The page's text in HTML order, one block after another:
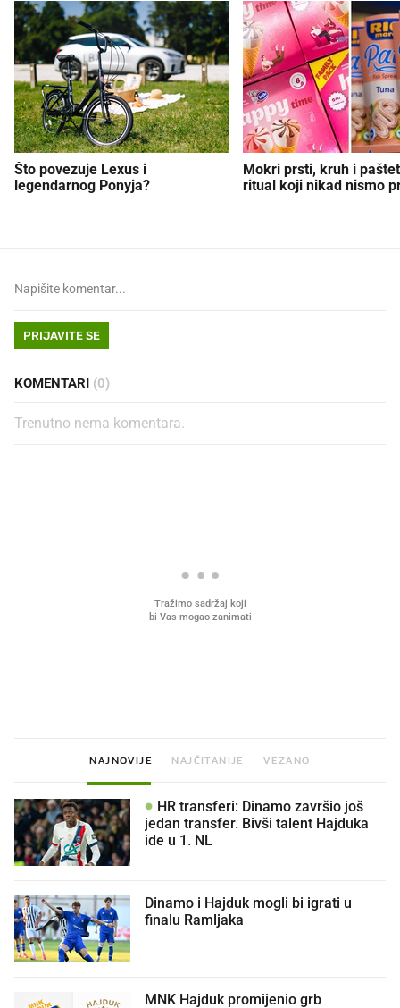
Što povezuje Lexus i
legendarnog Ponyja?
Mokri prsti, kruh i
ritual koji nikad nismo
PRIJAVITE SE
KOMENTARI (0)
Trenutno nema komentara.
NAJNOVIJE NAJČITANIJE VEZANO
HR transferi: Dinamo završio još
jedan transfer. Bivši talent Hajduka
ide u 1. NL
Dinamo i Hajduk mogli bi igrati u
finalu Ramljaka
MNK Hajduk promijenio grb